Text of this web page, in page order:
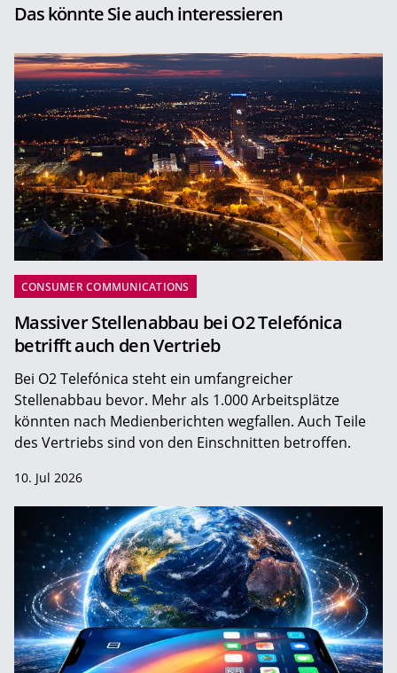
Das könnte Sie auch interessieren
CONSUMER COMMUNICATIONS
Massiver Stellenabbau bei O2 Telefónica
betrifft auch den Vertrieb
Bei O2 Telefónica steht ein umfangreicher
Stellenabbau bevor. Mehr als 1.000 Arbeitsplätze
könnten nach Medienberichten wegfallen. Auch Teile
des Vertriebs sind von den Einschnitten betroffen.
10. Jul 2026